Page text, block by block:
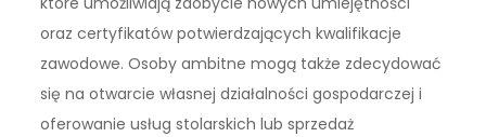
oraz certyfikatów potwierdzających kwalifikacje
zawodowe. Osoby ambitne mogą także zdecydować
się na otwarcie własnej działalności gospodarczej i
oferowanie usług stolarskich lub sprzedaż